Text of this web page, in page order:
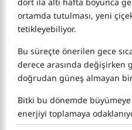
ortamda tutulması, yeni çiçek
tetikleyebiliyor.
Bu süreçte önerilen gece
derece arasında değişirken
doğrudan güneş almayan
Bitki bu dönemde
enerjiyi toplamaya